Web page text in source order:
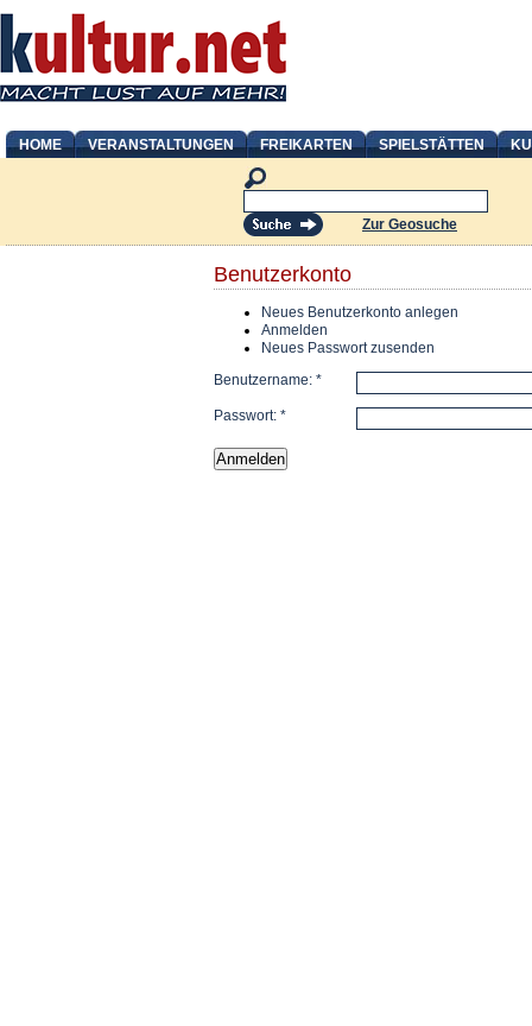
HOME VERANSTALTUNGEN FREIKARTEN SPIELSTÄTTEN
Zur Geosuche
Benutzerkonto
Neues Benutzerkonto anlegen
Anmelden
Neues Passwort zusenden
Benutzername: *
Passwort: *